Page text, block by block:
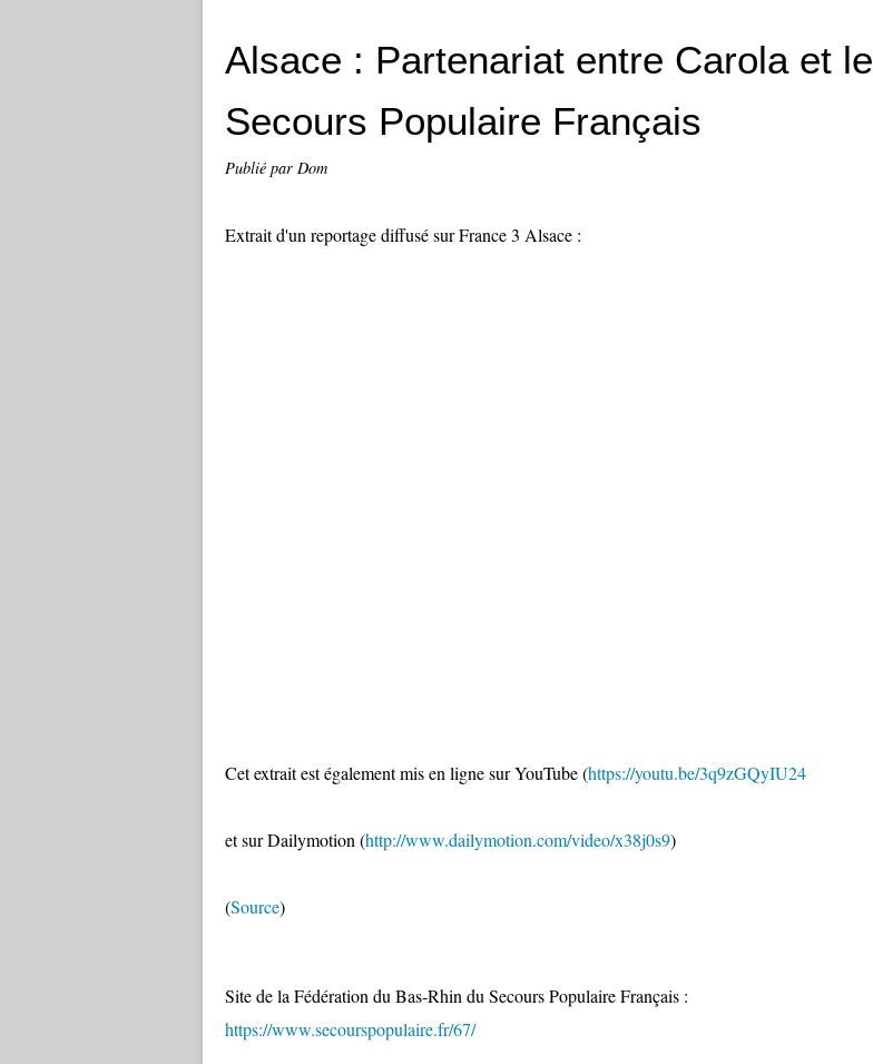
Alsace : Partenariat entre Carola et le
Secours Populaire Français
Publié par Dom
Extrait d'un reportage diffusé sur France 3 Alsace :
Cet extrait est également mis en ligne sur YouTube (https://youtu.be/3q9zGQyIU24
et sur Dailymotion (http://www.dailymotion.com/video/x38j0s9)
(Source)
Site de la Fédération du Bas-Rhin du Secours Populaire Français :
https://www.secourspopulaire.fr/67/